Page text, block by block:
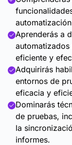
Aprenderás a
eficiente y
Adquirirás
entornos de
eficacia y
Dominarás
de pruebas,
la
informes.